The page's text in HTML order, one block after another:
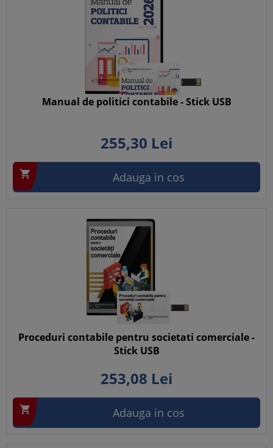
Manual de politici contabile - Stick USB
255,30 Lei
 Adauga in cos
Proceduri contabile pentru societati comerciale -
Stick USB
253,08 Lei
 Adauga in cos